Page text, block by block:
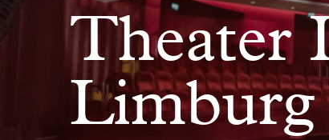
Theater
Limburg